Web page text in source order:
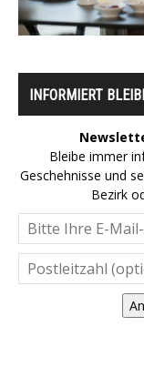
INFORMIERT
Bleibe immer
Geschehnisse und
Bezirk